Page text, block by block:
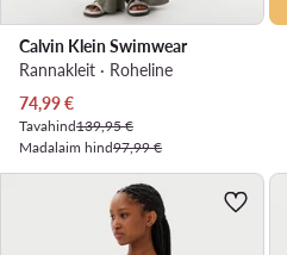
Calvin Klein Swimwear
Rannakleit · Roheline
Praegune hind
74,99€
Tavahind139,95 €
Madalaim hind97,99 €